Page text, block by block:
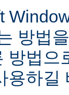
방법
방법
용하길